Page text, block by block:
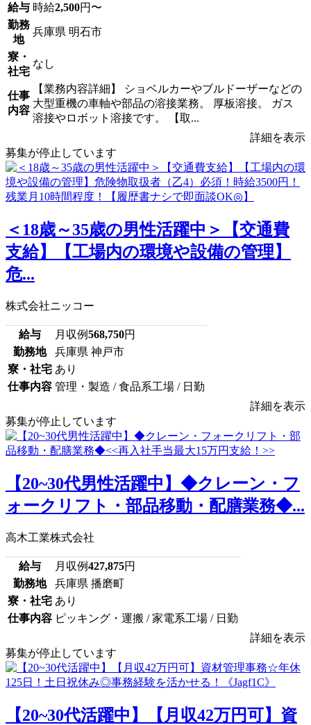
給与 時給2,500円〜
勤務
地
兵庫県 明石市
寮・
社宅
なし
仕事
内容
【業務内容詳細】 ショベルカーやブルドーザーなどの
大型重機の車軸や部品の溶接業務。 厚板溶接。 ガス
溶接やロボット溶接です。 【取...
詳細を表示
募集が停止しています
＜18歳～35歳の男性活躍中＞【交通費
支給】【工場内の環境や設備の管理】
危...
株式会社ニッコー
給与 月収例568,750円
勤務地
兵庫県 神戸市
寮・社宅 あり
仕事内容 管理・製造 / 食品系工場 / 日勤
詳細を表示
募集が停止しています
【20~30代男性活躍中】◆クレーン・フ
ォークリフト・部品移動・配膳業務◆...
高木工業株式会社
給与 月収例427,875円
勤務地
兵庫県 播磨町
寮・社宅 あり
仕事内容 ピッキング・運搬 / 家電系工場 / 日勤
詳細を表示
募集が停止しています
【20~30代活躍中】【月収42万円可】資